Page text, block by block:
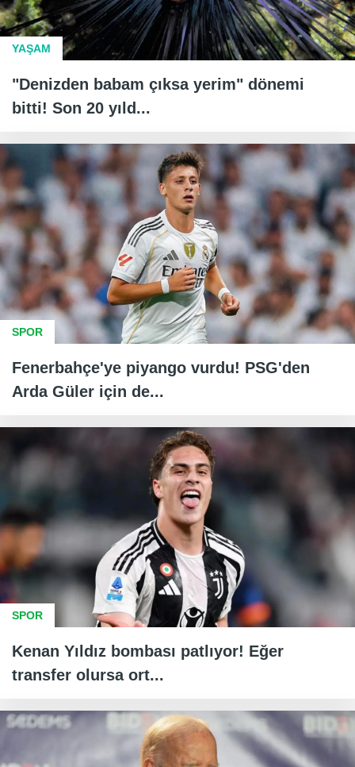
YAŞAM
"Denizden babam çıksa yerim" dönemi
bitti! Son 20 yıld...
SPOR
Fenerbahçe'ye piyango vurdu! PSG'den
Arda Güler için de...
SPOR
Kenan Yıldız bombası patlıyor! Eğer
transfer olursa ort...